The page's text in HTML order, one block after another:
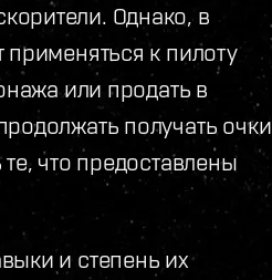
Однако, в
применяться к пилоту
или продать в
получать очки
что предоставлены
и степень их